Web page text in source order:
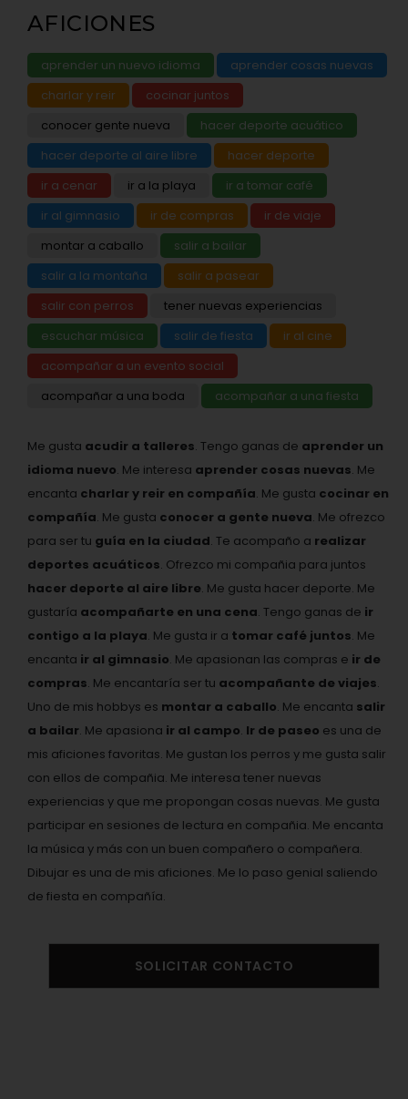
AFICIONES
aprender un nuevo idioma
aprender cosas nuevas
charlar y reir
cocinar juntos
conocer gente nueva
hacer deporte acuático
hacer deporte al aire libre
hacer deporte
ir a cenar
ir a la playa
ir a tomar café
ir al gimnasio
ir de compras
ir de viaje
montar a caballo
salir a bailar
salir a la montaña
salir a pasear
salir con perros
tener nuevas experiencias
escuchar música
salir de fiesta
ir al cine
acompañar a un evento social
acompañar a una boda
acompañar a una fiesta
Me gusta acudir a talleres. Tengo ganas de aprender un
idioma nuevo. Me interesa aprender cosas nuevas. Me
encanta charlar y reir en compañía. Me gusta cocinar en
compañía. Me gusta conocer a gente nueva. Me ofrezco
para ser tu guía en la ciudad. Te acompaño a realizar
deportes acuáticos. Ofrezco mi compañia para juntos
hacer deporte al aire libre. Me gusta hacer deporte. Me
gustaría acompañarte en una cena. Tengo ganas de ir
contigo a la playa. Me gusta ir a tomar café juntos. Me
encanta ir al gimnasio. Me apasionan las compras e ir de
compras. Me encantaría ser tu acompañante de viajes.
Uno de mis hobbys es montar a caballo. Me encanta salir
a bailar. Me apasiona ir al campo. Ir de paseo es una de
mis aficiones favoritas. Me gustan los perros y me gusta salir
con ellos de compañia. Me interesa tener nuevas
experiencias y que me propongan cosas nuevas. Me gusta
participar en sesiones de lectura en compañia. Me encanta
la música y más con un buen compañero o compañera.
Dibujar es una de mis aficiones. Me lo paso genial saliendo
de fiesta en compañía.
SOLICITAR CONTACTO